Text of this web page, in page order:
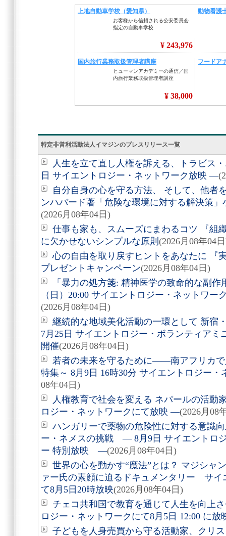
特定非営利活動法人イマジンのプレスリリース一覧
人生を立て直し人権を訴える、トラビス
日 サイエントロジー・ネットワーク放映 ―
自分自身の心を守る方法、 そして、他者
ンハバード著「危険な環境に対する解決策
(2026月08年04日)
仕事も家も、スムーズにまわるコツ 『
に欠かせないシンプルな原則 (2026月08年04
心の自由を取り戻すヒントをあなたに 『
プレゼントキャンペーン(2026月08年04日)
「暴力の処方箋: 精神医学の致命的な副
（日）20:00 サイエントロジー・ネットワー
(2026月08年04日)
継続的な地域美化活動の一環として 新宿
7月25日 サイエントロジー・ボランティアミ
開催(2026月08年04日)
若者の未来を守るために――南アフリカ
特集～ 8月9日 16時30分 サイエントロジー・
08年04日)
人権教育で社会を変える ネパールの活動
ロジー・ネットワークにて放映 ―(2026月08
ハンガリーで薬物の危険性に対する意識
ー・ネメスの挑戦 ― 8月9日 サイエントロ
ー 特別放映 ―(2026月08年04日)
世界の心を動かす“魔法”とは？ マジシャ
ァー氏の素顔に迫るドキュメンタリー サイ
て8月5日20時放映(2026月08年04日)
チェコ共和国で教育を通じて人生を向上
ロジー・ネットワークにて8月5日 12:00 に放
子どもを人身売買から守る活動家、クリ